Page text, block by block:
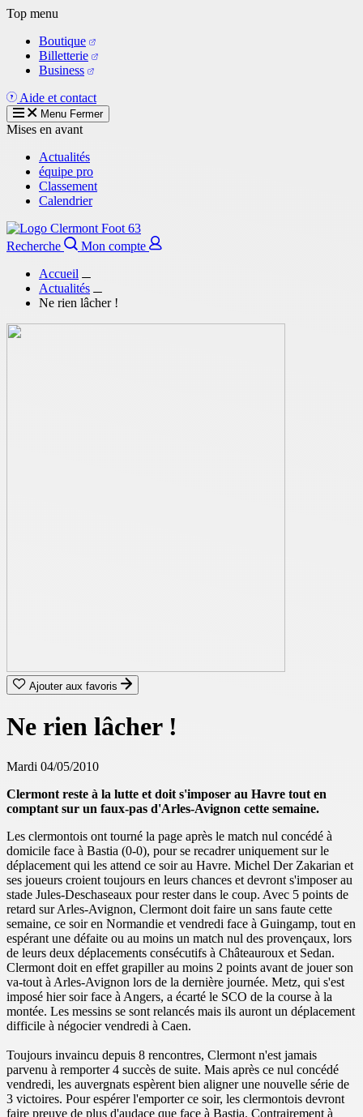
Aller
contenu
principal
Top menu
Boutique
Billetterie
Business
Aide et contact
Menu Fermer
Mises en avant
Actualités
équipe pro
Classement
Calendrier
Recherche
Mon compte
Accueil
Actualités
Ne rien lâcher !
Ajouter aux favoris
Ne rien lâcher !
Mardi 04/05/2010
Clermont reste à la lutte et doit s'imposer au Havre tout en
comptant sur un faux-pas d'Arles-Avignon cette semaine.
Les clermontois ont tourné la page après le match nul concédé à
domicile face à Bastia (0-0), pour se recadrer uniquement sur le
déplacement qui les attend ce soir au Havre. Michel Der Zakarian et
ses joueurs croient toujours en leurs chances et devront s'imposer au
stade Jules-Deschaseaux pour rester dans le coup. Avec 5 points de
retard sur Arles-Avignon, Clermont doit faire un sans faute cette
semaine, ce soir en Normandie et vendredi face à Guingamp, tout en
espérant une défaite ou au moins un match nul des provençaux, lors
de leurs deux déplacements consécutifs à Châteauroux et Sedan.
Clermont doit en effet grapiller au moins 2 points avant de jouer son
va-tout à Arles-Avignon lors de la dernière journée. Metz, qui s'est
imposé hier soir face à Angers, a écarté le SCO de la course à la
montée. Les messins se sont relancés mais ils auront un déplacement
difficile à négocier vendredi à Caen.
Toujours invaincu depuis 8 rencontres, Clermont n'est jamais
parvenu à remporter 4 succès de suite. Mais après ce nul concédé
vendredi, les auvergnats espèrent bien aligner une nouvelle série de
3 victoires. Pour espérer l'emporter ce soir, les clermontois devront
faire preuve de plus d'audace que face à Bastia. Contrairement à